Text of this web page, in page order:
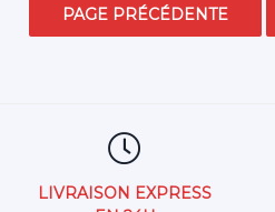
LIVRAISON EXPRESS